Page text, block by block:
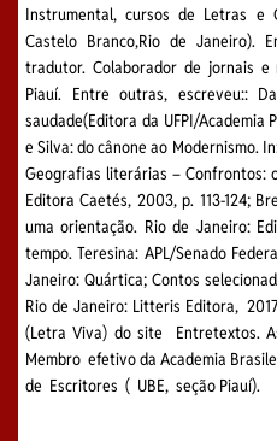
Instrumental, cursos de Letras e
Castelo Branco,Rio de Janeiro).
tradutor. Colaborador de jornais
Piauí. Entre outras, escreveu::
saudade(Editora da UFPI/Academia
e Silva: do cânone ao Modernismo.
Geografias literárias – Confrontos:
Editora Caetés, 2003, p. 113-124;
uma orientação. Rio de Janeiro:
tempo. Teresina: APL/Senado
Janeiro: Quártica; Contos
Rio de Janeiro: Litteris Editora,
(Letra Viva) do site Entretextos.
Membro efetivo da Academia
de Escritores ( UBE, seção Piauí).